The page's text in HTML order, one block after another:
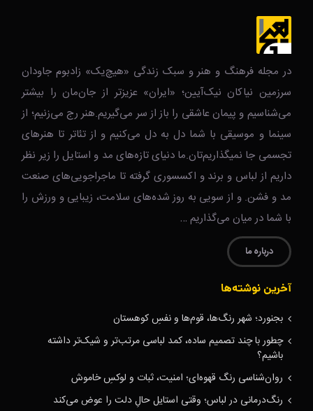
در مجله فرهنگ و هنر و سبک زندگی‌ «هیچ‌یک» زادبوم جاودان
سرزمین نیاکان نیک‌‌‌آیین؛ «ایران» عزیزتر از جان‌مان را بیشتر
می‌شناسیم و پیمان عاشقی را باز از سر می‌گیریم.هنر رج می‌زنیم؛ از
سینما و موسیقی با شما دل به دل می‌کنیم و از تئاتر تا هنرهای
تجسمی جا نمیگذاریم‌تان.ما دنیای تازه‌های مد و استایل را زیر نظر
داریم از لباس و برند و اکسسوری گرفته تا ماجراجویی‌های صنعت
مد و فشن. و از سویی به روز شده‌های سلامت، زیبایی و ورزش را
با شما در میان می‌گذاریم …
درباره ما
آخرین نوشته‌ها
بجنورد؛ شهر رنگ‌ها، قوم‌ها و نفسِ کوهستان
چطور با چند تصمیم ساده، کمد لباسی مرتب‌تر و شیک‌تر داشته
باشیم؟
روان‌شناسی رنگ قهوه‌ای؛ امنیت، ثبات و لوکسِ خاموش
رنگ‌درمانی در لباس؛ وقتی استایل حالِ دلت را عوض می‌کند